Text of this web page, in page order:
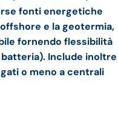
fonti energetiche
e la geotermia,
fornendo flessibilità
Include inoltre
o meno a centrali